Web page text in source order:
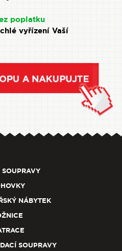
poplatku
vyřízení Vaší
SOUPRAVY
NÁBYTEK
SOUPRAVY